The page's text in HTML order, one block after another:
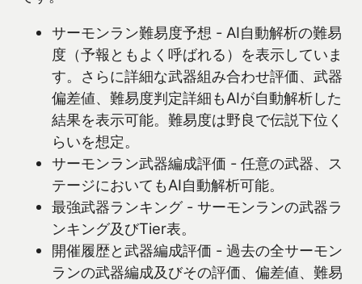
サーモンラン難易度予想 - AI自動解析の難易
度（予報ともよく呼ばれる）を表示していま
す。さらに詳細な武器組み合わせ評価、武器
偏差値、難易度判定詳細もAIが自動解析した
結果を表示可能。難易度は野良で伝説下位く
らいを想定。
サーモンラン武器編成評価 - 任意の武器、ス
テージにおいてもAI自動解析可能。
最強武器ランキング - サーモンランの武器ラ
ンキング及びTier表。
開催履歴と武器編成評価 - 過去の全サーモン
ランの武器編成及びその評価、偏差値、難易